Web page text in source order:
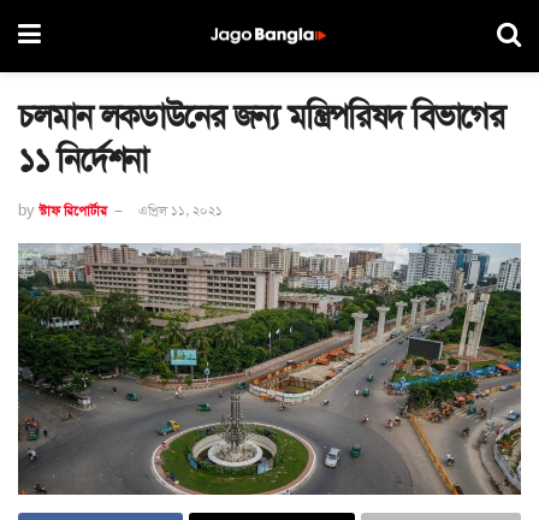
চলমান লকডাউনের জন্য মন্ত্রিপরিষদ বিভাগের
১১ নির্দেশনা
by স্টাফ রিপোর্টার এপ্রিল ১১, ২০২১